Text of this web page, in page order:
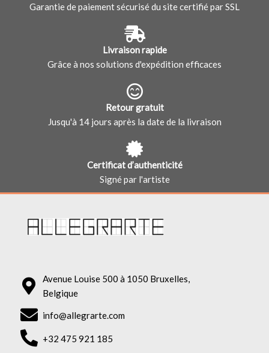
Garantie de paiement sécurisé du site certifié par SSL
Livraison rapide
Grâce à nos solutions d'expédition efficaces
Retour gratuit
Jusqu'à 14 jours après la date de la livraison
Certificat d’authenticité
Signé par l'artiste
Avenue Louise 500 à 1050 Bruxelles,
Belgique
info@allegrarte.com
+32 475 921 185